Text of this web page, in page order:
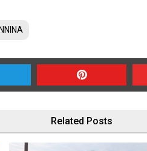
Related Posts